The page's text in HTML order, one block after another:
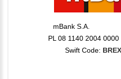
mBank
PL 08 1140 2004
Swift Code: